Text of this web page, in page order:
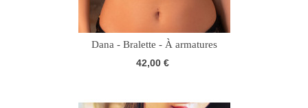
Dana - Bralette - À armatures
42,00 €